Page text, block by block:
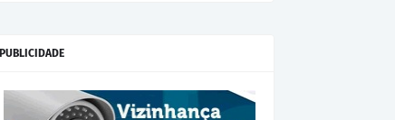
PUBLICIDADE